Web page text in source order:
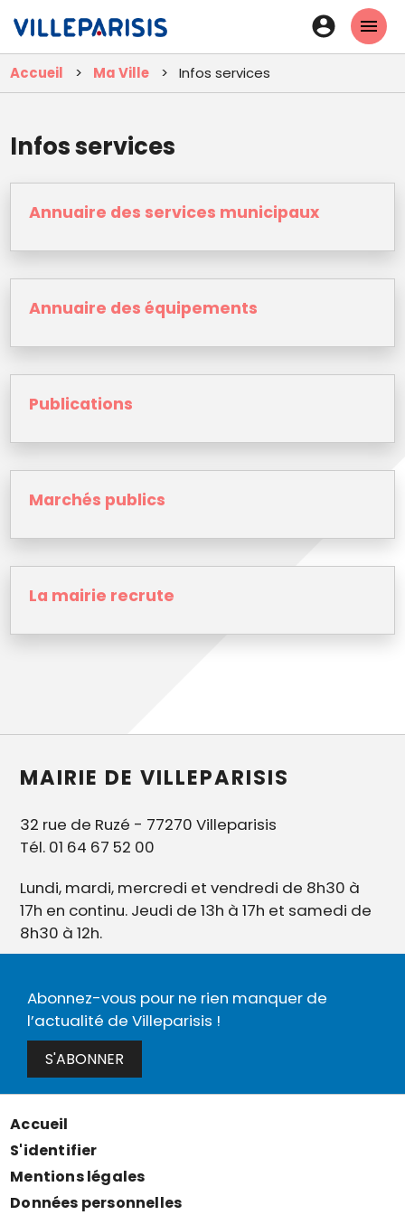
contenu
principal
En-
tête
-
Accueil Ma Ville Infos services
Infos services
Annuaire des services municipaux
Annuaire des équipements
Publications
Marchés publics
La mairie recrute
MAIRIE DE VILLEPARISIS
32 rue de Ruzé - 77270 Villeparisis
Tél. 01 64 67 52 00
Lundi, mardi, mercredi et vendredi de 8h30 à
17h en continu. Jeudi de 13h à 17h et samedi de
8h30 à 12h.
Abonnez-vous pour ne rien manquer de
l’actualité de Villeparisis !
S'ABONNER
Menu
Pied
de
Accueil
S'identifier
Mentions légales
Données personnelles